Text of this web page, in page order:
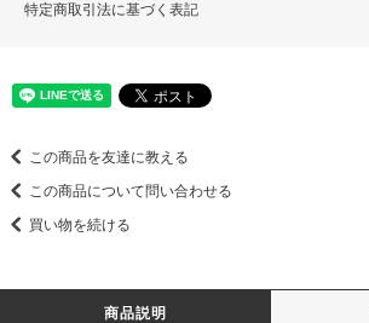
特定商取引法に基づく表記
この商品を友達に教える
この商品について問い合わせる
買い物を続ける
商品説明